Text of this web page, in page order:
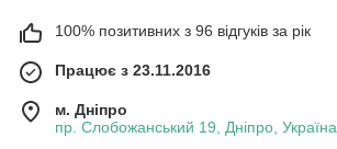
100% позитивних з 96 відгуків за рік
Працює з 23.11.2016
м. Дніпро
пр. Слобожанський 19, Дніпро, Україна